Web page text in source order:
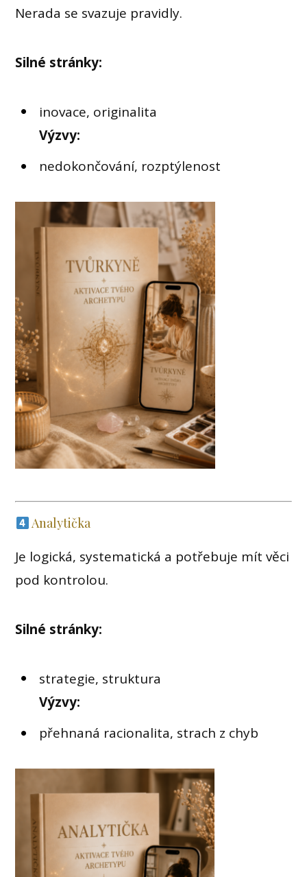
Nerada se svazuje pravidly.
Silné stránky:
inovace, originalita
Výzvy:
nedokončování, rozptýlenost
Analytička
Je logická, systematická a potřebuje mít věci
pod kontrolou.
Silné stránky:
strategie, struktura
Výzvy:
přehnaná racionalita, strach z chyb